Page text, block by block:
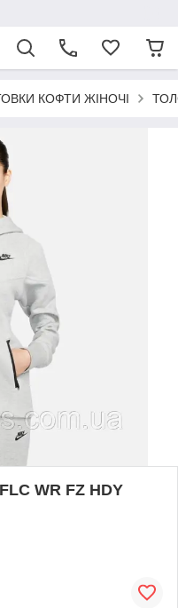
КОФТИ ЖІНОЧІ
WR FZ HDY